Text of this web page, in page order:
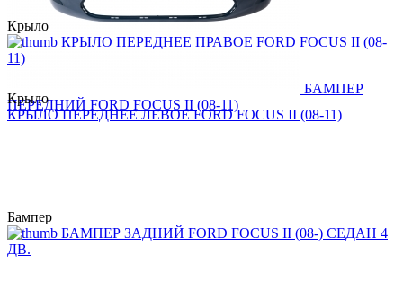
БАМПЕР
ПЕРЕДНИЙ FORD FOCUS II (08-11)
Крыло
КРЫЛО ПЕРЕДНЕЕ ПРАВОЕ FORD FOCUS II (08-
11)
Крыло
КРЫЛО ПЕРЕДНЕЕ ЛЕВОЕ FORD FOCUS II (08-11)
Бампер
БАМПЕР ЗАДНИЙ FORD FOCUS II (08-) СЕДАН 4
ДВ.